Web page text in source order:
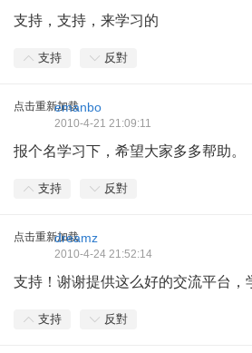
支持，支持，来学习的
支持 反對
点击重新加载emanbo
2010-4-21 21:09:11
报个名学习下，希望大家多多帮助。
支持 反對
点击重新加载
dreamz
2010-4-24 21:52:14
支持！谢谢提供这么好的交流平台，
支持 反對